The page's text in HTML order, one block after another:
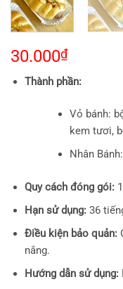
30.000₫
Thành phần:
Vỏ bánh:
kem tươi,
Nhân
Quy cách đóng gói:
Hạn sử dụng:36
Điều kiện bảo quản:
nắng.
Hướng dẫn sử dụng: